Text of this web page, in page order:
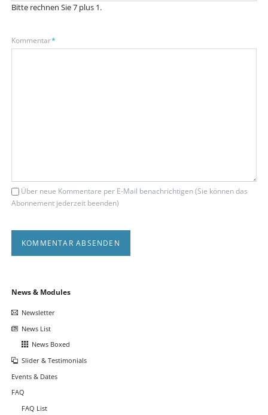
Bitte rechnen Sie 7 plus 1.
Pflichtfeld
Kommentar*
Über neue Kommentare per E-Mail benachrichtigen (Sie können das
Abonnement jederzeit beenden)
KOMMENTAR ABSENDEN
Navigation
News & Modules
Newsletter
News List
News Boxed
Slider & Testimonials
Events & Dates
FAQ
FAQ List